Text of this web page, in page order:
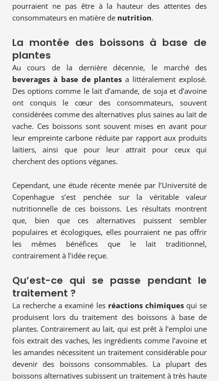
pourraient ne pas être à la hauteur des attentes des
consommateurs en matière de nutrition.
La montée des boissons à base de
plantes
Au cours de la dernière décennie, le marché des
beverages à base de plantes a littéralement explosé.
Des options comme le lait d’amande, de soja et d’avoine
ont conquis le cœur des consommateurs, souvent
considérées comme des alternatives plus saines au lait de
vache. Ces boissons sont souvent mises en avant pour
leur empreinte carbone réduite par rapport aux produits
laitiers, ainsi que pour leur attrait pour ceux qui
cherchent des options véganes.
Cependant, une étude récente menée par l’Université de
Copenhague s’est penchée sur la véritable valeur
nutritionnelle de ces boissons. Les résultats montrent
que, bien que ces alternatives puissent sembler
populaires et écologiques, elles pourraient ne pas offrir
les mêmes bénéfices que le lait traditionnel,
contrairement à l’idée reçue.
Qu’est-ce qui se passe pendant le
traitement ?
La recherche a examiné les réactions chimiquesqui se
produisent lors du traitement des boissons à base de
plantes. Contrairement au lait, qui est prêt à l’emploi une
fois extrait des vaches, les ingrédients comme l’avoine et
les amandes nécessitent un traitement considérable pour
devenir des boissons consommables. La plupart des
boissons alternatives subissent un traitement à très haute